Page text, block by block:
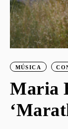
MÚSICA
Maria